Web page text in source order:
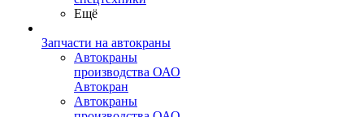
Ещё
Запчасти на автокраны
Автокраны
производства ОАО
Автокран
Автокраны